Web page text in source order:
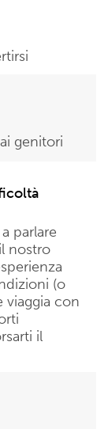
genitori
parlare
nostro
(o
viaggia con
il